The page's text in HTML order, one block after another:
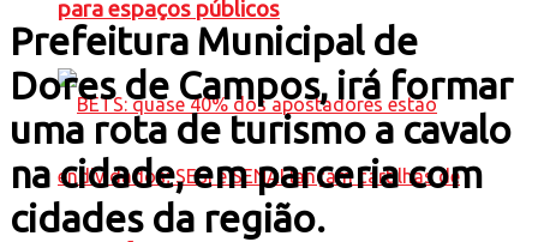
para espaços públicos
Prefeitura Municipal de
Dores de Campos, irá formar
uma rota de turismo a cavalo
na cidade, em parceria com
cidades da região.